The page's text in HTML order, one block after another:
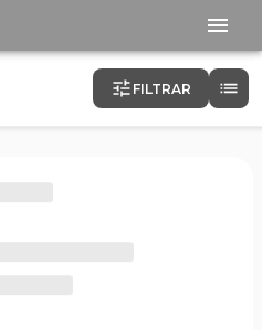
FILTRAR